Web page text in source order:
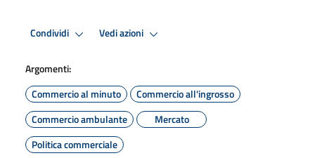
Condividi Vedi azioni
Argomenti:
Commercio al minuto
Commercio all'ingrosso
Commercio ambulante
Mercato
Politica commerciale